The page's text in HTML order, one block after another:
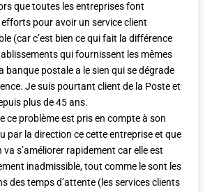
que toutes les entreprises font
efforts pour avoir un service client
(car c’est bien ce qui fait la différence
qui fournissent les mêmes
banque postale a le sien qui se dégrade
Je suis pourtant client de la Poste et
plus de 45 ans.
ce problème est pris en compte à son
par la direction ce cette entreprise et que
va s’améliorer rapidement car elle est
inadmissible, tout comme le sont les
des temps d’attente (les services clients